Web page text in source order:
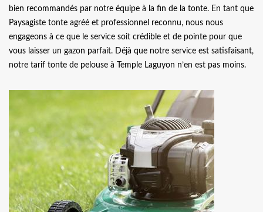
bien recommandés par notre équipe à la fin de la tonte. En tant que
Paysagiste tonte agréé et professionnel reconnu, nous nous
engageons à ce que le service soit crédible et de pointe pour que
vous laisser un gazon parfait. Déjà que notre service est satisfaisant,
notre tarif tonte de pelouse à Temple Laguyon n’en est pas moins.